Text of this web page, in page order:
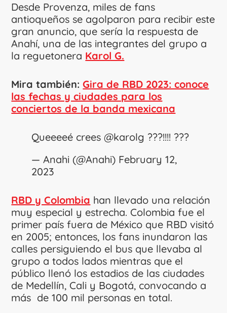
Desde Provenza, miles de fans
antioqueños se agolparon para recibir este
gran anuncio, que sería la respuesta de
Anahí, una de las integrantes del grupo a
la reguetonera Karol G.
Mira también:Gira de RBD 2023: conoce
las fechas y ciudades para los
conciertos de la banda mexicana
Queeeeé crees@karolg ???!!!! ???
— Anahi (@Anahi) February 12,
2023
RBD y Colombia han llevado una relación
muy especial y estrecha. Colombia fue el
primer país fuera de México que RBD visitó
en 2005; entonces, los fans inundaron las
calles persiguiendo el bus que llevaba al
grupo a todos lados mientras que el
público llenó los estadios de las ciudades
de Medellín, Cali y Bogotá, convocando a
más de 100 mil personas en total.